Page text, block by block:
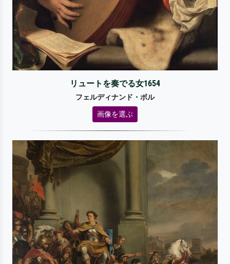
リュートを奏でる女1654
フェルディナンド・ボル
画像を選ぶ